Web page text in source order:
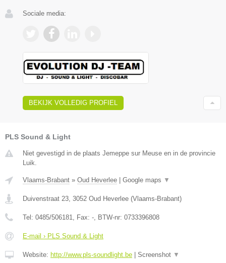
Sociale media:
BEKIJK VOLLEDIG PROFIEL
PLS Sound & Light
Niet gevestigd in de plaats Jemeppe sur Meuse en in de provincie
Luik.
Vlaams-Brabant » Oud Heverlee Google maps ▼
Duivenstraat 23, 3052 Oud Heverlee (Vlaams-Brabant)
Tel: 0485/506181, Fax: -, BTW-nr: 0733396808
E-mail › PLS Sound & Light
Website: http://www.pls-soundlight.be Screenshot ▼